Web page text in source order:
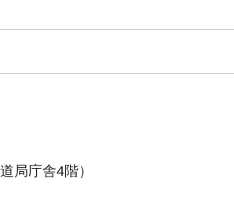
局庁舎4階）